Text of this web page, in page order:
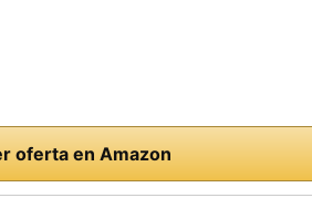
oferta en Amazon